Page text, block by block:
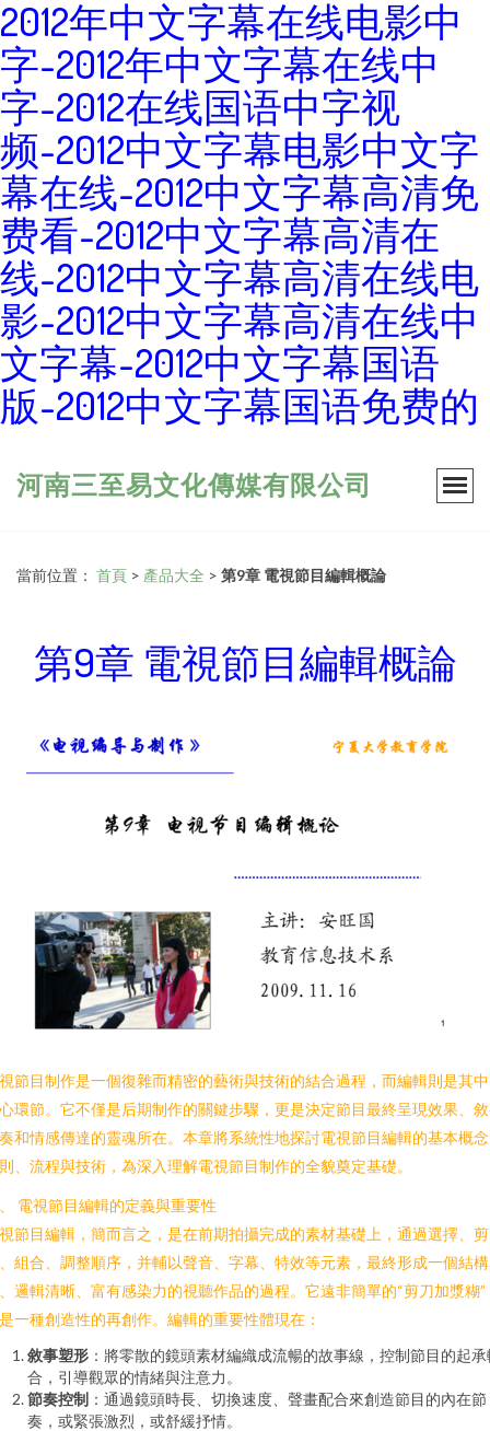
2012年中文字幕在线电影中
字-2012年中文字幕在线中
字-2012在线国语中字视
频-2012中文字幕电影中文字
幕在线-2012中文字幕高清免
费看-2012中文字幕高清在
线-2012中文字幕高清在线电
影-2012中文字幕高清在线中
文字幕-2012中文字幕国语
版-2012中文字幕国语免费的
河南三至易文化傳媒有限公司
當前位置： 首頁 > 產品大全 > 第9章 電視節目編輯概論
第9章 電視節目編輯概論
節目制作是一個復雜而精密的藝術與技術的結合過程，而編輯則是其
環節。它不僅是后期制作的關鍵步驟，更是決定節目最終呈現效果、
和情感傳達的靈魂所在。本章將系統性地探討電視節目編輯的基本概
、流程與技術，為深入理解電視節目制作的全貌奠定基礎。
電視節目編輯的定義與重要性
節目編輯，簡而言之，是在前期拍攝完成的素材基礎上，通過選擇、剪
組合、調整順序，并輔以聲音、字幕、特效等元素，最終形成一個結
邏輯清晰、富有感染力的視聽作品的過程。它遠非簡單的“剪刀加漿糊”
一種創造性的再創作。編輯的重要性體現在：
敘事塑形 ：將零散的鏡頭素材編織成流暢的故事線，控制節目的起承
合，引導觀眾的情緒與注意力。
節奏控制 ：通過鏡頭時長、切換速度、聲畫配合來創造節目的內在節
奏，或緊張激烈，或舒緩抒情。